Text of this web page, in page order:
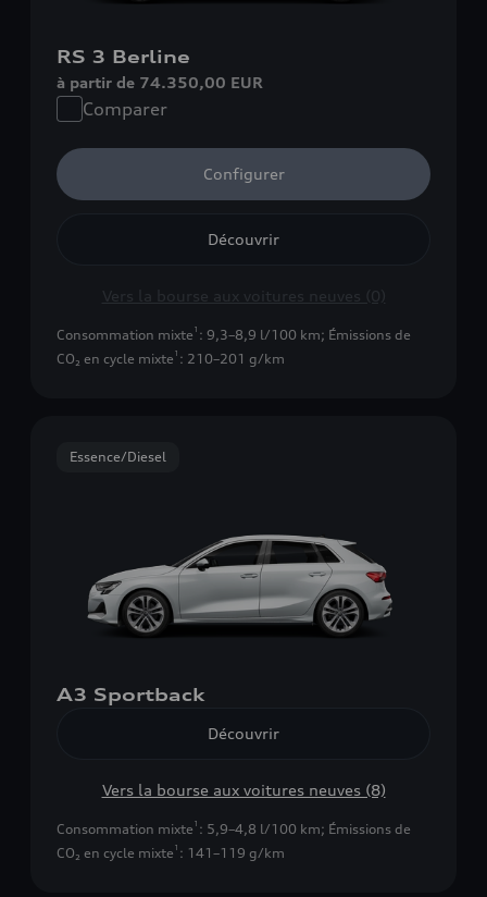
RS 3 Berline
à partir de 74.350,00 EUR
Comparer
Configurer
Découvrir
Vers la bourse aux voitures neuves (0)
Consommation mixte 1 : 9,3–8,9 l/100 km; Émissions de
CO₂ en cycle mixte 1 : 210–201 g/km
Essence/Diesel
A3 Sportback
Découvrir
Vers la bourse aux voitures neuves (8)
Consommation mixte 1 : 5,9–4,8 l/100 km; Émissions de
CO₂ en cycle mixte 1 : 141–119 g/km